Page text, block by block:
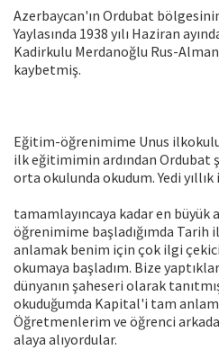
Azerbaycan'ın Ordubat
Yaylasında 1938 yılı Haziran
Kadirkulu Merdanoğlu Rus-Alman
kaybetmiş.
Eğitim-öğrenimime Unus
ilk eğitimimin ardından Ordubat
orta okulunda okudum. Yedi
tamamlayıncaya kadar en
öğrenimime başladığımda
anlamak benim için çok ilgi
okumaya başladım. Bize
dünyanın şaheseri olarak
okuduğumda Kapital'i tam
Öğretmenlerim ve öğrenci
alaya alıyordular.